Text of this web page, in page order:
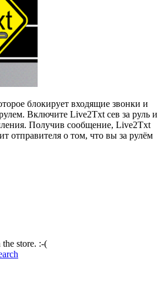
блокирует входящие звонки и
Включите Live2Txt сев за руль и
Получив сообщение, Live2Txt
отправителя о том, что вы за рулём
store. :-(